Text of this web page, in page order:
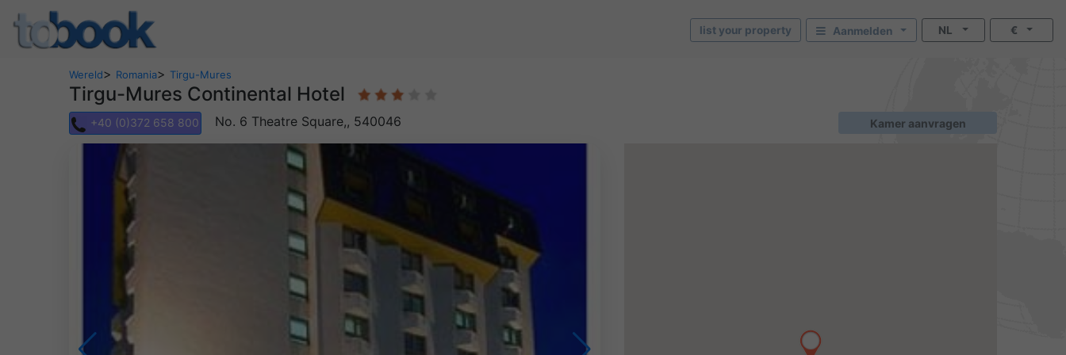
list your property Aanmelden NL €
Wereld> Romania> Tirgu-Mures
Tirgu-Mures Continental Hotel
+40 (0)372 658 800 No. 6 Theatre Square,, 540046 Kamer aanvragen